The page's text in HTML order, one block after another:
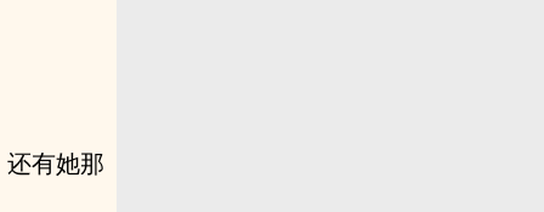
有她那